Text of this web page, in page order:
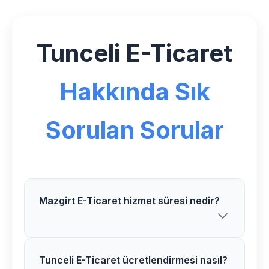
Tunceli E-Ticaret
Hakkında Sık
Sorulan Sorular
Mazgirt E-Ticaret hizmet süresi nedir?
Mazgirt bölgesindeki E-Ticaret
Tunceli E-Ticaret ücretlendirmesi nasıl?